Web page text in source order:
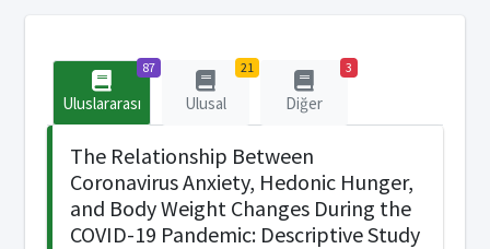
87
Uluslararası
21
Ulusal
3
Diğer
The Relationship Between
Coronavirus Anxiety, Hedonic Hunger,
and Body Weight Changes During the
COVID-19 Pandemic: Descriptive Study